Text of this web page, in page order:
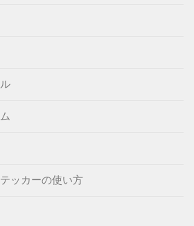
ッカーの使い方